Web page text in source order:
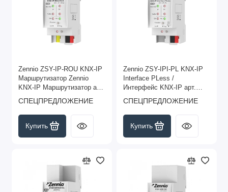
Zennio ZSY-IP-ROU KNX-IP
Маршрутизатор Zennio
KNX-IP Маршрутизатор арт.
ZSY-IP-ROU (снято с
производства, замена арт.
ZSY-IPR-PL)
СПЕЦПРЕДЛОЖЕНИЕ
Купить
Zennio ZSY-IPI-PL KNX-IP
Interface PLess /
Интерфейс KNX-IP арт.
ZSY-IPI-PL (снято с
производства, замена арт.
ZSYIPICL)
СПЕЦПРЕДЛОЖЕНИЕ
Купить